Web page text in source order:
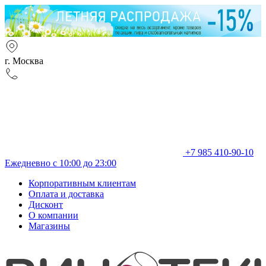
г. Москва
+7 985 410-90-10
Ежедневно с 10:00 до 23:00
Корпоративным клиентам
Оплата и доставка
Дисконт
О компании
Магазины